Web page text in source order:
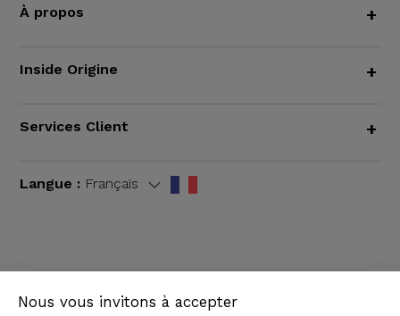
Nous vous invitons à accepter
À propos +
Inside Origine +
Services Client +
Langue : Français